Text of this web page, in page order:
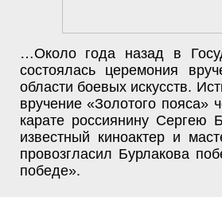
…Около года назад в
состоялась церемония
области боевых искусств.
вручение «Золотого пояса»
карате россиянину Сергею
известный киноактер и
провозгласил Бурлакова
победе».